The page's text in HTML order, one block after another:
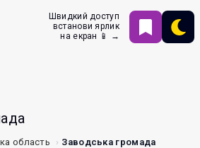
Швидкий доступ
встанови ярлик
на екран 📱 →
область Заводська громада